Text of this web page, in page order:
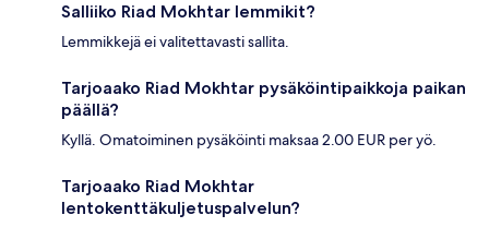
Salliiko Riad Mokhtar lemmikit?
Lemmikkejä ei valitettavasti sallita.
Tarjoaako Riad Mokhtar pysäköintipaikkoja paikan
päällä?
Kyllä. Omatoiminen pysäköinti maksaa 2.00 EUR per yö.
Tarjoaako Riad Mokhtar
lentokenttäkuljetuspalvelun?